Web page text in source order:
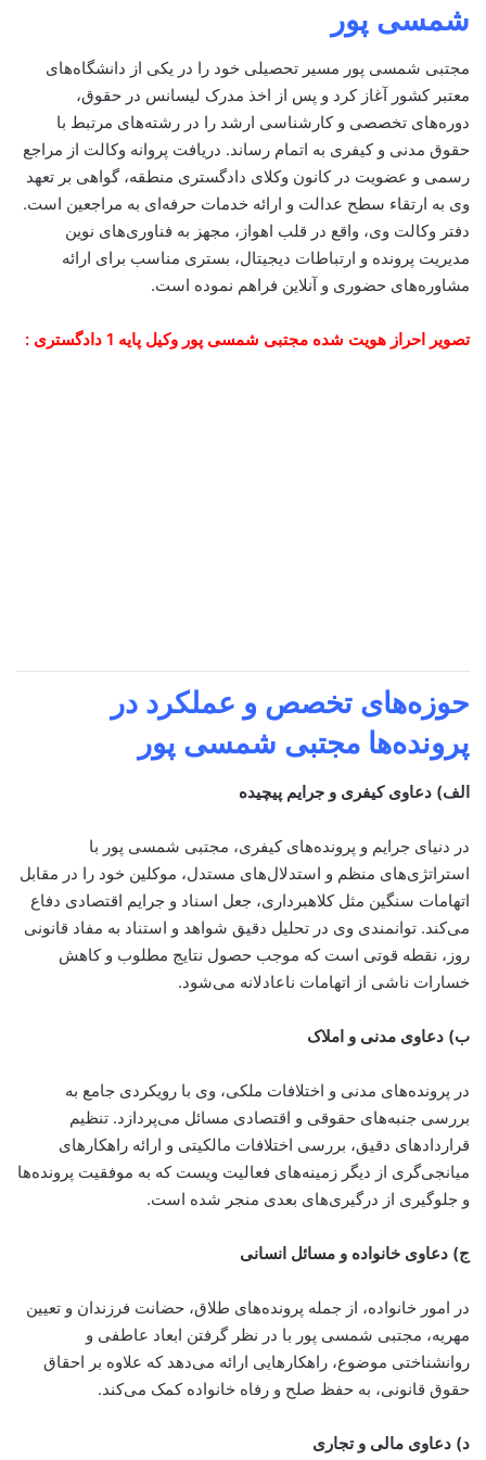
شمسی پور
مجتبی شمسی پور مسیر تحصیلی خود را در یکی از دانشگاه‌های
معتبر کشور آغاز کرد و پس از اخذ مدرک لیسانس در حقوق،
دوره‌های تخصصی و کارشناسی ارشد را در رشته‌های مرتبط با
حقوق مدنی و کیفری به اتمام رساند. دریافت پروانه وکالت از مراجع
رسمی و عضویت در کانون وکلای دادگستری منطقه، گواهی بر تعهد
وی به ارتقاء سطح عدالت و ارائه خدمات حرفه‌ای به مراجعین است.
دفتر وکالت وی، واقع در قلب اهواز، مجهز به فناوری‌های نوین
مدیریت پرونده و ارتباطات دیجیتال، بستری مناسب برای ارائه
مشاوره‌های حضوری و آنلاین فراهم نموده است.
تصویر احراز هویت شده مجتبی شمسی پور وکیل پایه 1 دادگستری :
حوزه‌های تخصص و عملکرد در
پرونده‌ها مجتبی شمسی پور
الف) دعاوی کیفری و جرایم پیچیده
در دنیای جرایم و پرونده‌های کیفری، مجتبی شمسی پور با
استراتژی‌های منظم و استدلال‌های مستدل، موکلین خود را در مقابل
اتهامات سنگین مثل کلاهبرداری، جعل اسناد و جرایم اقتصادی دفاع
می‌کند. توانمندی وی در تحلیل دقیق شواهد و استناد به مفاد قانونی
روز، نقطه قوتی است که موجب حصول نتایج مطلوب و کاهش
خسارات ناشی از اتهامات ناعادلانه می‌شود.
ب) دعاوی مدنی و املاک
در پرونده‌های مدنی و اختلافات ملکی، وی با رویکردی جامع به
بررسی جنبه‌های حقوقی و اقتصادی مسائل می‌پردازد. تنظیم
قراردادهای دقیق، بررسی اختلافات مالکیتی و ارائه راهکارهای
میانجی‌گری از دیگر زمینه‌های فعالیت ویست که به موفقیت پرونده‌ها
و جلوگیری از درگیری‌های بعدی منجر شده است.
ج) دعاوی خانواده و مسائل انسانی
در امور خانواده، از جمله پرونده‌های طلاق، حضانت فرزندان و تعیین
مهریه، مجتبی شمسی پور با در نظر گرفتن ابعاد عاطفی و
روانشناختی موضوع، راهکارهایی ارائه می‌دهد که علاوه بر احقاق
حقوق قانونی، به حفظ صلح و رفاه خانواده کمک می‌کند.
د) دعاوی مالی و تجاری